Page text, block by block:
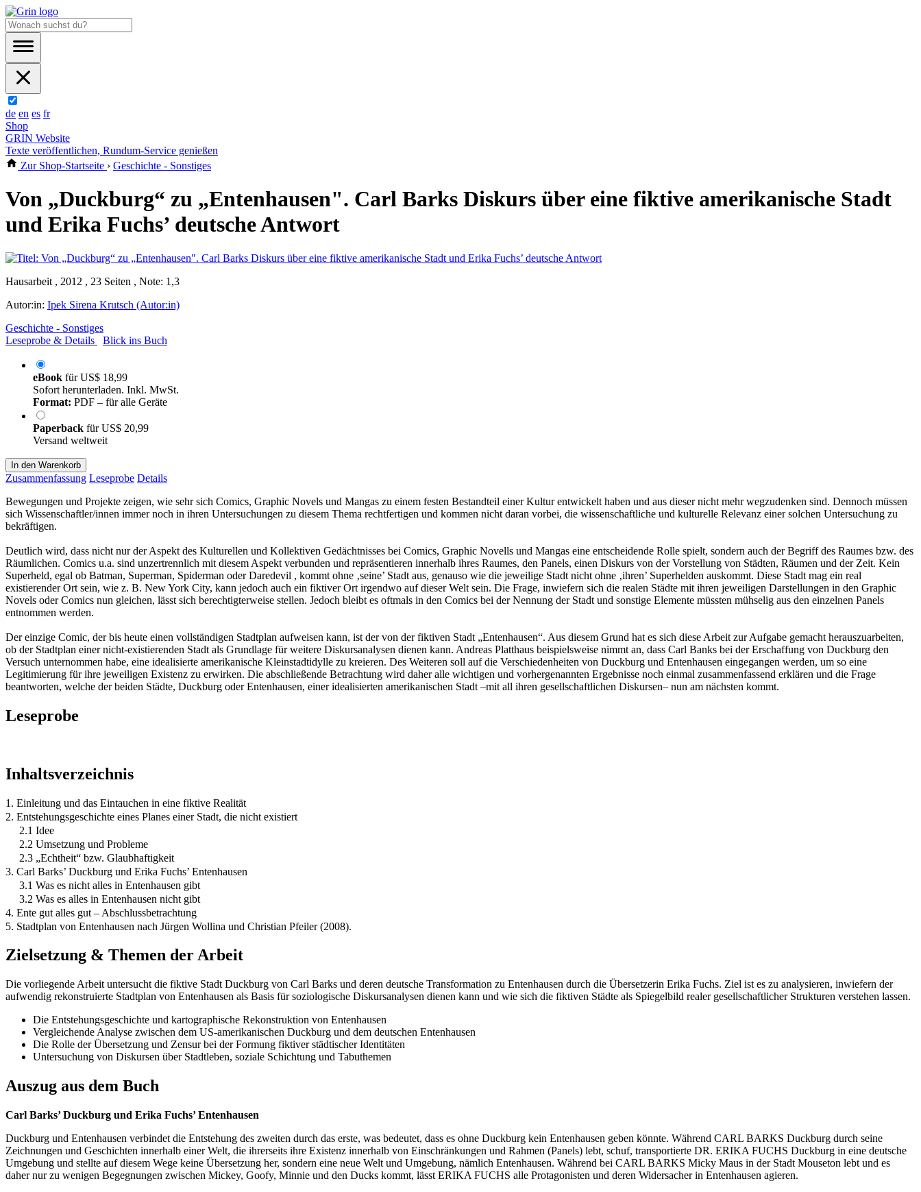
de en es fr
Shop
GRIN Website
Texte veröffentlichen, Rundum-Service genießen
Zur Shop-Startseite › Geschichte - Sonstiges
Von „Duckburg“ zu „Entenhausen". Carl Barks Diskurs über eine fiktive amerikanische Stadt
und Erika Fuchs’ deutsche Antwort
Hausarbeit , 2012 , 23 Seiten , Note: 1,3
Autor:in: Ipek Sirena Krutsch (Autor:in)
Geschichte - Sonstiges
Leseprobe & Details
Blick ins Buch
eBook fürUS$ 18,99
Sofort herunterladen. Inkl. MwSt.
Format: PDF – für alle Geräte
Paperback fürUS$ 20,99
Versand weltweit
In den Warenkorb
Zusammenfassung Leseprobe Details
Bewegungen und Projekte zeigen, wie sehr sich Comics, Graphic Novels und Mangas zu einem festen Bestandteil einer Kultur entwickelt haben und aus dieser nicht mehr wegzudenken sind. Dennoch müssen
sich Wissenschaftler/innen immer noch in ihren Untersuchungen zu diesem Thema rechtfertigen und kommen nicht daran vorbei, die wissenschaftliche und kulturelle Relevanz einer solchen Untersuchung zu
bekräftigen.
Deutlich wird, dass nicht nur der Aspekt des Kulturellen und Kollektiven Gedächtnisses bei Comics, Graphic Novells und Mangas eine entscheidende Rolle spielt, sondern auch der Begriff des Raumes bzw. des
Räumlichen. Comics u.a. sind unzertrennlich mit diesem Aspekt verbunden und repräsentieren innerhalb ihres Raumes, den Panels, einen Diskurs von der Vorstellung von Städten, Räumen und der Zeit. Kein
Superheld, egal ob Batman, Superman, Spiderman oder Daredevil , kommt ohne ‚seine’ Stadt aus, genauso wie die jeweilige Stadt nicht ohne ‚ihren’ Superhelden auskommt. Diese Stadt mag ein real
existierender Ort sein, wie z. B. New York City, kann jedoch auch ein fiktiver Ort irgendwo auf dieser Welt sein. Die Frage, inwiefern sich die realen Städte mit ihren jeweiligen Darstellungen in den Graphic
Novels oder Comics nun gleichen, lässt sich berechtigterweise stellen. Jedoch bleibt es oftmals in den Comics bei der Nennung der Stadt und sonstige Elemente müssten mühselig aus den einzelnen Panels
entnommen werden.
Der einzige Comic, der bis heute einen vollständigen Stadtplan aufweisen kann, ist der von der fiktiven Stadt „Entenhausen“. Aus diesem Grund hat es sich diese Arbeit zur Aufgabe gemacht herauszuarbeiten,
ob der Stadtplan einer nicht-existierenden Stadt als Grundlage für weitere Diskursanalysen dienen kann. Andreas Platthaus beispielsweise nimmt an, dass Carl Banks bei der Erschaffung von Duckburg den
Versuch unternommen habe, eine idealisierte amerikanische Kleinstadtidylle zu kreieren. Des Weiteren soll auf die Verschiedenheiten von Duckburg und Entenhausen eingegangen werden, um so eine
Legitimierung für ihre jeweiligen Existenz zu erwirken. Die abschließende Betrachtung wird daher alle wichtigen und vorhergenannten Ergebnisse noch einmal zusammenfassend erklären und die Frage
beantworten, welche der beiden Städte, Duckburg oder Entenhausen, einer idealisierten amerikanischen Stadt –mit all ihren gesellschaftlichen Diskursen– nun am nächsten kommt.
Leseprobe
Inhaltsverzeichnis
1. Einleitung und das Eintauchen in eine fiktive Realität
2. Entstehungsgeschichte eines Planes einer Stadt, die nicht existiert
2.1 Idee
2.2 Umsetzung und Probleme
2.3 „Echtheit“ bzw. Glaubhaftigkeit
3. Carl Barks’ Duckburg und Erika Fuchs’ Entenhausen
3.1 Was es nicht alles in Entenhausen gibt
3.2 Was es alles in Entenhausen nicht gibt
4. Ente gut alles gut – Abschlussbetrachtung
5. Stadtplan von Entenhausen nach Jürgen Wollina und Christian Pfeiler (2008).
Zielsetzung & Themen der Arbeit
Die vorliegende Arbeit untersucht die fiktive Stadt Duckburg von Carl Barks und deren deutsche Transformation zu Entenhausen durch die Übersetzerin Erika Fuchs. Ziel ist es zu analysieren, inwiefern der
aufwendig rekonstruierte Stadtplan von Entenhausen als Basis für soziologische Diskursanalysen dienen kann und wie sich die fiktiven Städte als Spiegelbild realer gesellschaftlicher Strukturen verstehen lassen.
Die Entstehungsgeschichte und kartographische Rekonstruktion von Entenhausen
Vergleichende Analyse zwischen dem US-amerikanischen Duckburg und dem deutschen Entenhausen
Die Rolle der Übersetzung und Zensur bei der Formung fiktiver städtischer Identitäten
Untersuchung von Diskursen über Stadtleben, soziale Schichtung und Tabuthemen
Auszug aus dem Buch
Carl Barks’ Duckburg und Erika Fuchs’ Entenhausen
Duckburg und Entenhausen verbindet die Entstehung des zweiten durch das erste, was bedeutet, dass es ohne Duckburg kein Entenhausen geben könnte. Während CARL BARKS Duckburg durch seine
Zeichnungen und Geschichten innerhalb einer Welt, die ihrerseits ihre Existenz innerhalb von Einschränkungen und Rahmen (Panels) lebt, schuf, transportierte DR. ERIKA FUCHS Duckburg in eine deutsche
Umgebung und stellte auf diesem Wege keine Übersetzung her, sondern eine neue Welt und Umgebung, nämlich Entenhausen. Während bei CARL BARKS Micky Maus in der Stadt Mouseton lebt und es
daher nur zu wenigen Begegnungen zwischen Mickey, Goofy, Minnie und den Ducks kommt, lässt ERIKA FUCHS alle Protagonisten und deren Widersacher in Entenhausen agieren.